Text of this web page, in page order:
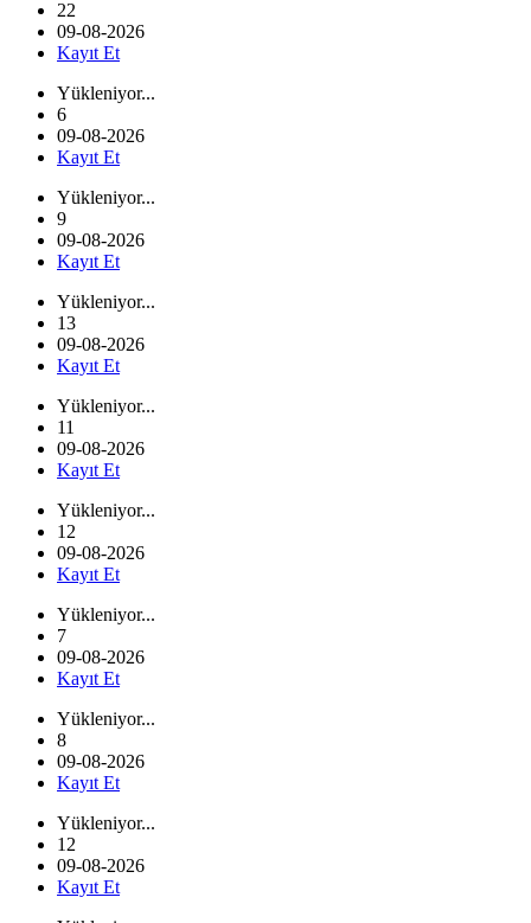
22
09-08-2026
Kayıt Et
Yükleniyor...
6
09-08-2026
Kayıt Et
Yükleniyor...
9
09-08-2026
Kayıt Et
Yükleniyor...
13
09-08-2026
Kayıt Et
Yükleniyor...
11
09-08-2026
Kayıt Et
Yükleniyor...
12
09-08-2026
Kayıt Et
Yükleniyor...
7
09-08-2026
Kayıt Et
Yükleniyor...
8
09-08-2026
Kayıt Et
Yükleniyor...
12
09-08-2026
Kayıt Et